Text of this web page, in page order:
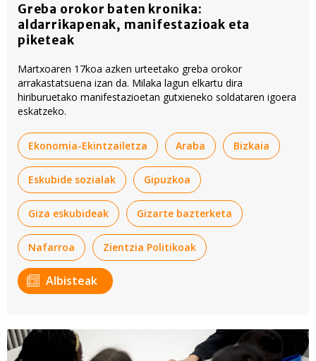
Greba orokor baten kronika:
aldarrikapenak, manifestazioak eta
piketeak
Martxoaren 17koa azken urteetako greba orokor
arrakastatsuena izan da. Milaka lagun elkartu dira
hiriburuetako manifestazioetan gutxieneko soldataren igoera
eskatzeko.
Ekonomia-Ekintzailetza Araba Bizkaia
Eskubide sozialak Gipuzkoa
Giza eskubideak Gizarte bazterketa
Nafarroa Zientzia Politikoak
Albisteak